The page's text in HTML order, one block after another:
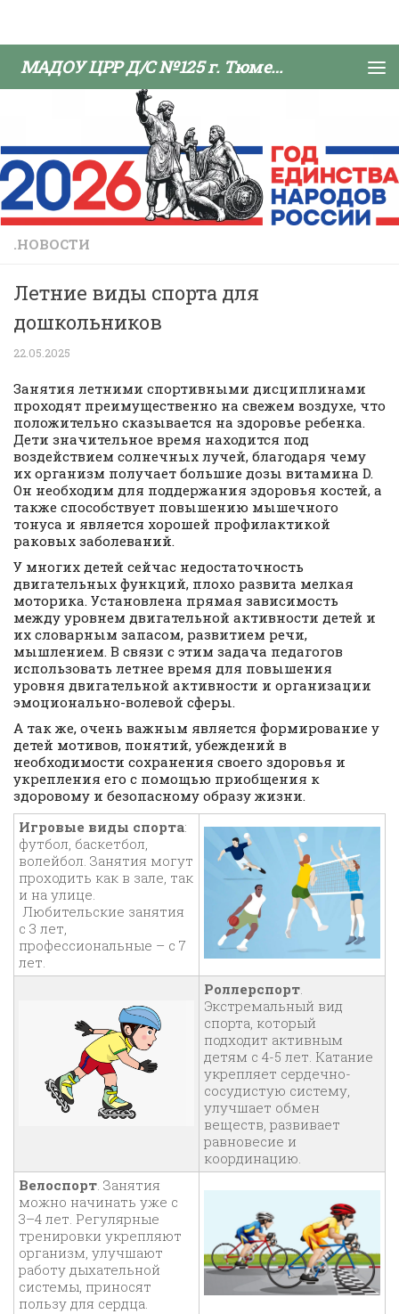
МАДОУ ЦРР Д/С №125 г. Тюмени
.НОВОСТИ
Летние виды спорта для
дошкольников
22.05.2025
Занятия летними спортивными дисциплинами
проходят преимущественно на свежем воздухе, что
положительно сказывается на здоровье ребенка.
Дети значительное время находится под
воздействием солнечных лучей, благодаря чему
их организм получает большие дозы витамина D.
Он необходим для поддержания здоровья костей, а
также способствует повышению мышечного
тонуса и является хорошей профилактикой
раковых заболеваний.
У многих детей сейчас недостаточность
двигательных функций, плохо развита мелкая
моторика. Установлена прямая зависимость
между уровнем двигательной активности детей и
их словарным запасом, развитием речи,
мышлением. В связи с этим задача педагогов
использовать летнее время для повышения
уровня двигательной активности и организации
эмоционально-волевой сферы.
А так же, очень важным является формирование у
детей мотивов, понятий, убеждений в
необходимости сохранения своего здоровья и
укрепления его с помощью приобщения к
здоровому и безопасному образу жизни.
Игровые виды спорта:
футбол, баскетбол,
волейбол. Занятия могут
проходить как в зале, так
и на улице.
Любительские занятия
с 3 лет,
профессиональные – с 7
лет.
Роллерспорт.
Экстремальный вид
спорта, который
подходит активным
детям с 4-5 лет. Катание
укрепляет сердечно-
сосудистую систему,
улучшает обмен
веществ, развивает
равновесие и
координацию.
Велоспорт. Занятия
можно начинать уже с
3–4 лет. Регулярные
тренировки укрепляют
организм, улучшают
работу дыхательной
системы, приносят
пользу для сердца.